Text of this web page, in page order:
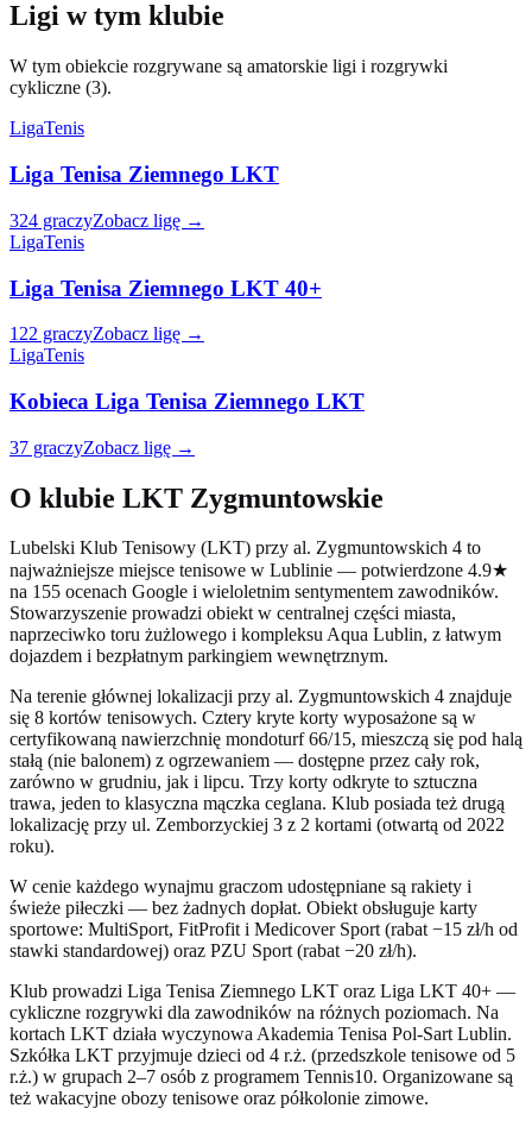
Ligi w tym klubie
W tym obiekcie rozgrywane są amatorskie ligi i rozgrywki
cykliczne (3).
LigaTenis
Liga Tenisa Ziemnego LKT
324 graczyZobacz ligę →
LigaTenis
Liga Tenisa Ziemnego LKT 40+
122 graczyZobacz ligę →
LigaTenis
Kobieca Liga Tenisa Ziemnego LKT
37 graczyZobacz ligę →
O klubie LKT Zygmuntowskie
Lubelski Klub Tenisowy (LKT) przy al. Zygmuntowskich 4 to
najważniejsze miejsce tenisowe w Lublinie — potwierdzone 4.9★
na 155 ocenach Google i wieloletnim sentymentem zawodników.
Stowarzyszenie prowadzi obiekt w centralnej części miasta,
naprzeciwko toru żużlowego i kompleksu Aqua Lublin, z łatwym
dojazdem i bezpłatnym parkingiem wewnętrznym.
Na terenie głównej lokalizacji przy al. Zygmuntowskich 4 znajduje
się 8 kortów tenisowych. Cztery kryte korty wyposażone są w
certyfikowaną nawierzchnię mondoturf 66/15, mieszczą się pod halą
stałą (nie balonem) z ogrzewaniem — dostępne przez cały rok,
zarówno w grudniu, jak i lipcu. Trzy korty odkryte to sztuczna
trawa, jeden to klasyczna mączka ceglana. Klub posiada też drugą
lokalizację przy ul. Zemborzyckiej 3 z 2 kortami (otwartą od 2022
roku).
W cenie każdego wynajmu graczom udostępniane są rakiety i
świeże piłeczki — bez żadnych dopłat. Obiekt obsługuje karty
sportowe: MultiSport, FitProfit i Medicover Sport (rabat −15 zł/h od
stawki standardowej) oraz PZU Sport (rabat −20 zł/h).
Klub prowadzi Liga Tenisa Ziemnego LKT oraz Liga LKT 40+ —
cykliczne rozgrywki dla zawodników na różnych poziomach. Na
kortach LKT działa wyczynowa Akademia Tenisa Pol-Sart Lublin.
Szkółka LKT przyjmuje dzieci od 4 r.ż. (przedszkole tenisowe od 5
r.ż.) w grupach 2–7 osób z programem Tennis10. Organizowane są
też wakacyjne obozy tenisowe oraz półkolonie zimowe.